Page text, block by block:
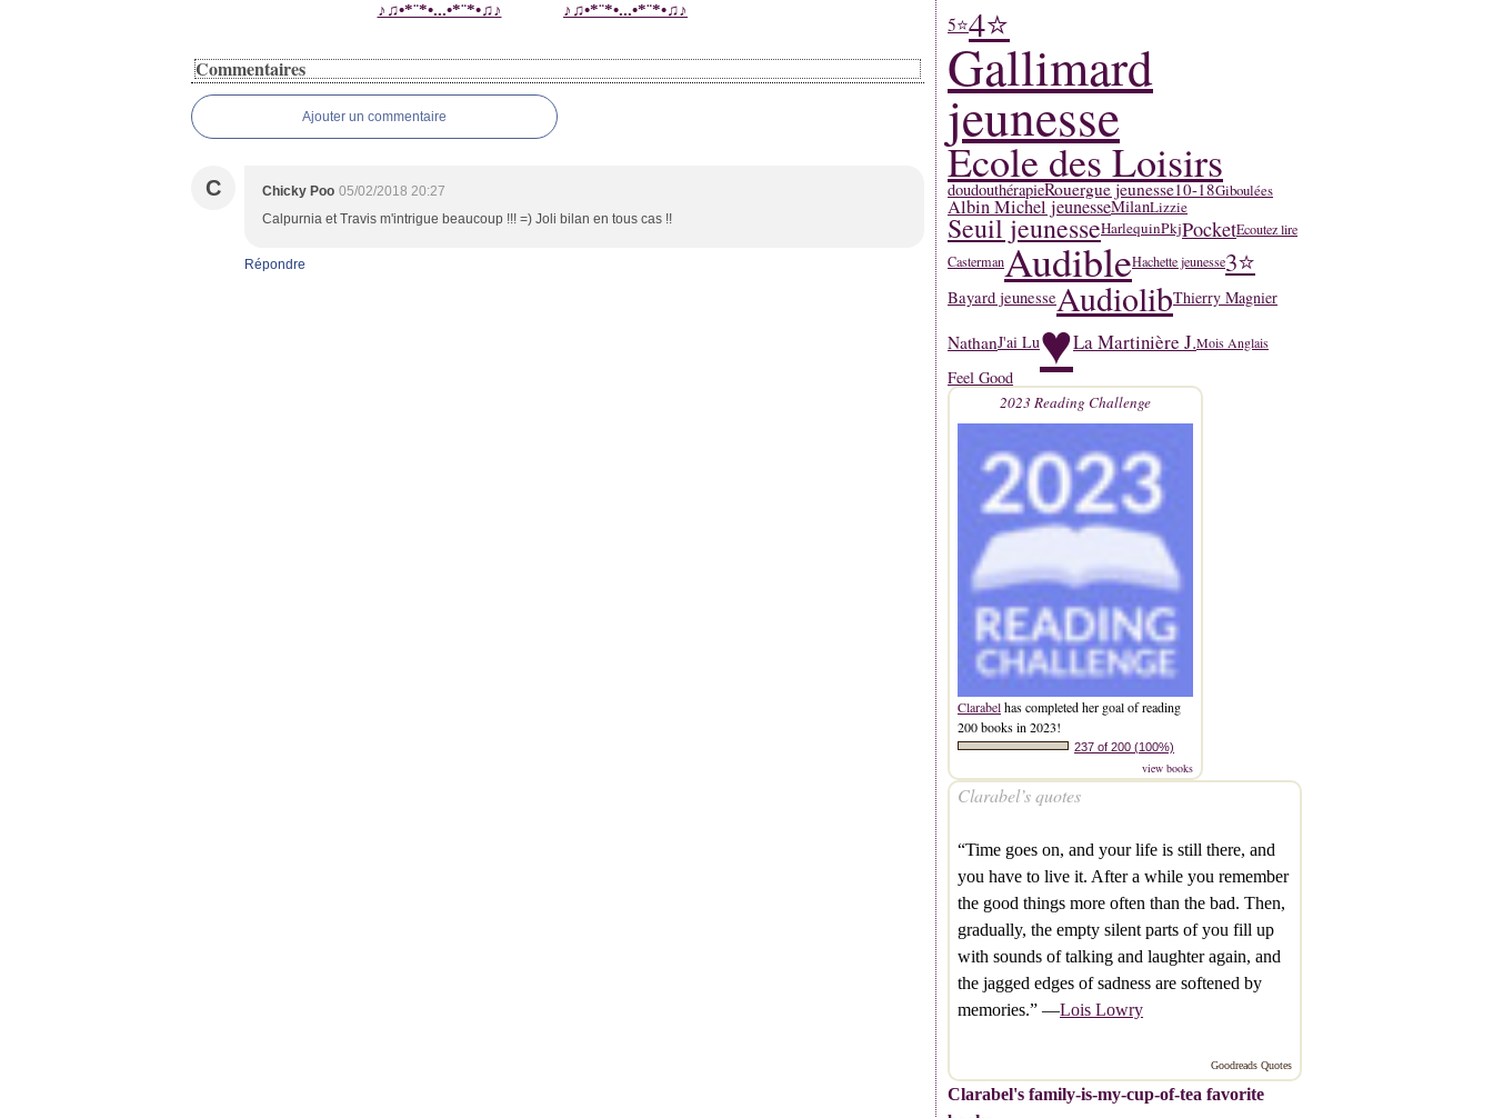
♪♫•*¨*•...•*¨*•♫♪
♪♫•*¨*•...•*¨*•♫♪
Commentaires
Ajouter un commentaire
C Chicky Poo 05/02/2018 20:27
Calpurnia et Travis m'intrigue beaucoup !!! =) Joli bilan en tous cas !!
Répondre
5⭐4⭐
Gallimard
jeunesse
Ecole des Loisirs
doudouthérapieRouergue jeunesse10-18Giboulées
Albin Michel jeunesseMilanLizzie
Seuil jeunesseHarlequinPkjPocketEcoutez lire
CastermanAudibleHachette jeunesse3⭐
Bayard jeunesseAudiolibThierry Magnier
NathanJ'ai Lu♥La Martinière J.Mois Anglais
Feel Good
2023 Reading Challenge
Clarabelhas completed her goal of reading
200 books in 2023!
237 of 200 (100%)
view books
Clarabel’s quotes
“Time goes on, and your life is still there, and
you have to live it. After a while you remember
the good things more often than the bad. Then,
gradually, the empty silent parts of you fill up
with sounds of talking and laughter again, and
the jagged edges of sadness are softened by
memories.” —Lois Lowry
Goodreads Quotes
Clarabel's family-is-my-cup-of-tea favorite